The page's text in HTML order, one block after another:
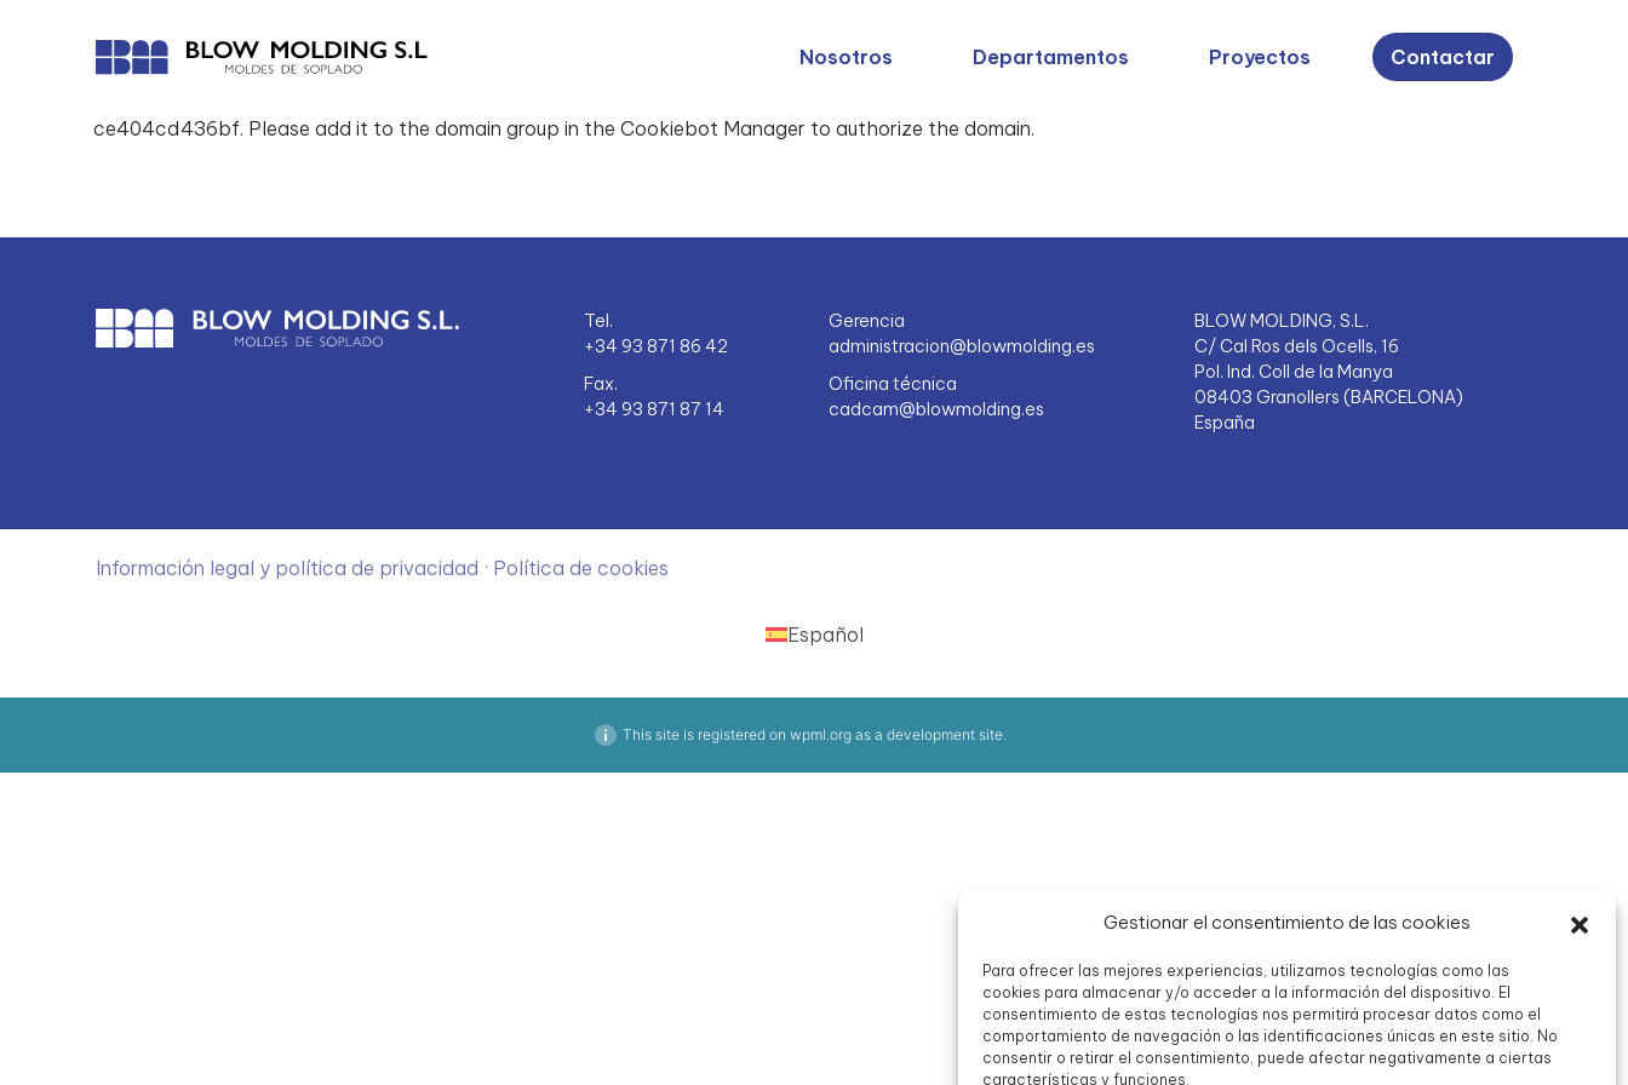
Gestionar el consentimiento de las cookies
Para ofrecer las mejores experiencias, utilizamos tecnologías como las
cookies para almacenar y/o acceder a la información del dispositivo. El
consentimiento de estas tecnologías nos permitirá procesar datos como el
comportamiento de navegación o las identificaciones únicas en este sitio. No
consentir o retirar el consentimiento, puede afectar negativamente a ciertas
características y funciones.
Nosotros Departamentos Proyectos Contactar
Política de Cookies
ce404cd436bf. Please add it to the domain group in the Cookiebot Manager to authorize the domain.
Tel.
+34 93 871 86 42
Fax.
+34 93 871 87 14
Gerencia
administracion@blowmolding.es
Oficina técnica
cadcam@blowmolding.es
BLOW MOLDING, S.L.
C/ Cal Ros dels Ocells, 16
Pol. Ind. Coll de la Manya
08403 Granollers (BARCELONA)
España
Información legal y política de privacidad · Política de cookies
Español
This site is registered on wpml.orgas a development site.